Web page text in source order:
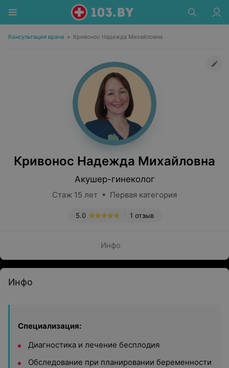
Консультация врача • Кривонос Надежда Михайловна
Кривонос Надежда Михайловна
Акушер-гинеколог
Стаж 15 лет • Первая категория
1 отзыв
5.0
Инфо
Инфо
Специализация:
Диагностика и лечение бесплодия
Обследование при планировании беременности